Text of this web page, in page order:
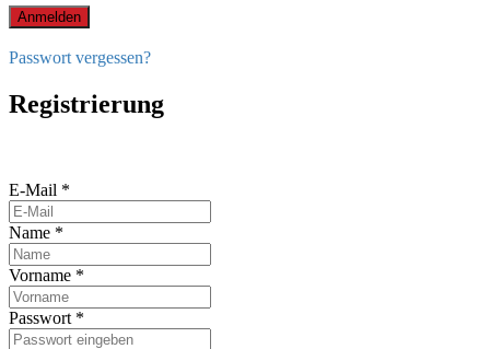
Anmelden
Passwort vergessen?
Registrierung
E-Mail *
Name *
Vorname *
Passwort *